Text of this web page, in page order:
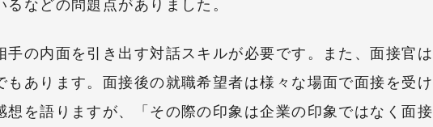
るなどの問題点がありました。
手の内面を引き出す対話スキルが必要です。また、面接官は
もあります。面接後の就職希望者は様々な場面で面接を受け
想を語りますが、「その際の印象は企業の印象ではなく面接